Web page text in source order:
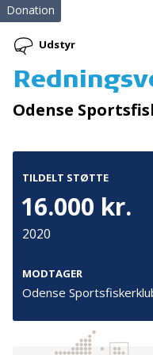
Donation
Udstyr
Odense
TILDELT STØTTE
16.000 kr.
2020
MODTAGER
Odense
Tilmeld
De seneste nyheder om
aktiviteter direkte i din
Tilmeld